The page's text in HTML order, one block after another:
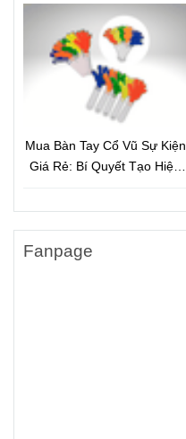
Mua Bàn Tay Cổ Vũ Sự Kiện
Giá Rẻ: Bí Quyết Tạo Hiệu
Fanpage